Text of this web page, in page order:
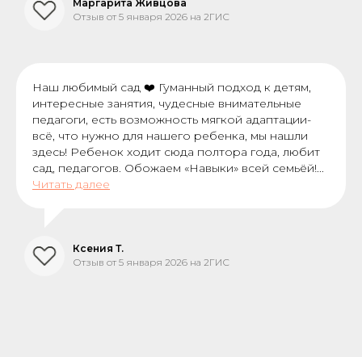
Маргарита Живцова
Отзыв от 5 января 2026 на 2ГИС
Наш любимый сад ❤️ Гуманный подход к детям,
интересные занятия, чудесные внимательные
педагоги, есть возможность мягкой адаптации-
всё, что нужно для нашего ребенка, мы нашли
здесь! Ребенок ходит сюда полтора года, любит
сад, педагогов. Обожаем «Навыки» всей семьёй!...
Читать далее
Ксения Т.
Отзыв от 5 января 2026 на 2ГИС